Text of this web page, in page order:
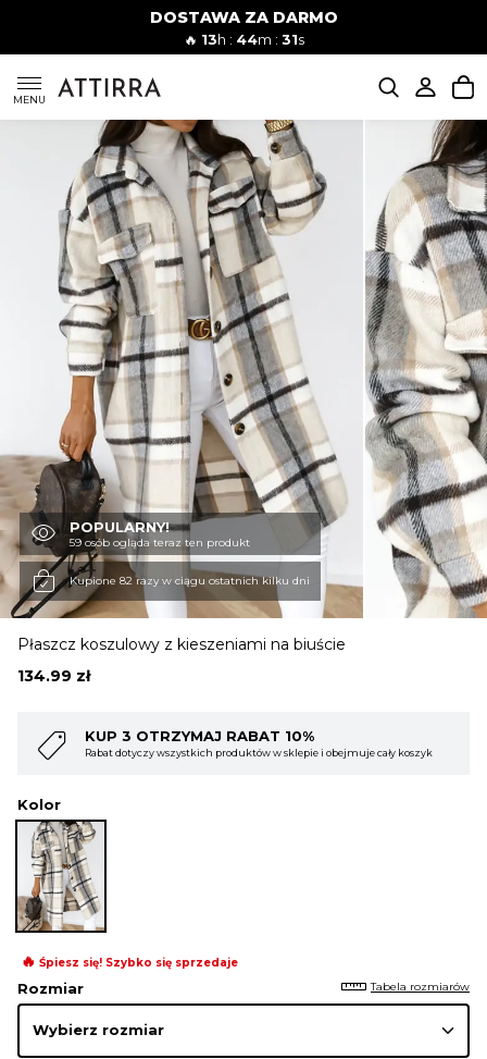
DOSTAWA ZA DARMO
🔥 13h : 44m : 30s
MENU
Mężczyźni
SUKIENKI
KOMBINEZONY
DÓŁ DAMSKIE
STROJE KĄPIELOWE
BLUZKI
OBUWIE
BIELIZNA
SWETRY
OKRYCIA WIERZCHNIE
POPULARNY!
59 osób ogląda teraz ten produkt
Kupione 82 razy w ciągu ostatnich kilku dni
Płaszcz koszulowy z kieszeniami na biuście
134.99 zł
i obejmuje cały koszyk
KUP 4 OTRZYMAJ RABAT
Rabat dotyczy wszystkich produktów w
Kolor
🔥 Śpiesz się! Szybko się sprzedaje
Rozmiar Tabela rozmiarów